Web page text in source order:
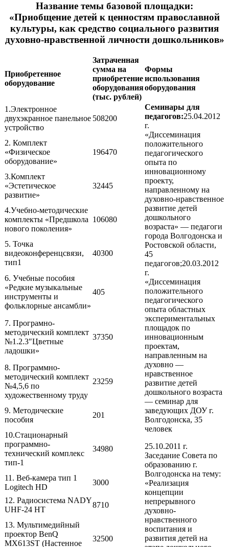
Название темы базовой площадки:
«Приобщение детей к ценностям православной
культуры, как средство социального развития
духовно-нравственной личности дошкольников»
Приобретенное
оборудование
Затраченная
сумма на
приобретение
оборудования
(тыс. рублей)
Формы
использования
оборудования
1.Электронное
двухэкранное панельное
устройство
508200
Семинары для
педагогов:25.04.2012
г.
«Диссеминация
положительного
педагогического
опыта по
инновационному
проекту,
направленному на
духовно-нравственное
развитие детей
дошкольного
возраста» — педагоги
города Волгодонска и
Ростовской области,
45
педагогов;20.03.2012
г.
«Диссеминация
положительного
педагогического
опыта областных
экспериментальных
площадок по
инновационным
проектам,
направленным на
духовно —
нравственное
развитие детей
дошкольного возраста
— семинар для
заведующих ДОУ г.
Волгодонска, 35
человек
25.10.2011 г.
Заседание Совета по
образованию г.
Волгодонска на тему:
«Реализация
концепции
непрерывного
духовно-
нравственного
воспитания и
развития детей на
2. Комплект
«Физическое
оборудование»
196470
3.Комплект
«Эстетическое
развитие»
32445
4.Учебно-методические
комплекты «Предшкола
нового поколения»
106080
5. Точка
видеоконференцсвязи,
тип1
40300
6. Учебные пособия
«Редкие музыкальные
инструменты и
фольклорные ансамбли»
405
7. Програмно-
методический комплект
№1.2.3″Цветные
ладошки»
37350
8. Программно-
методический комплект
№4,5,6 по
художественному труду
23259
9. Методические
пособия
201
10.Стационарный
программно-
технический комплекс
тип-1
34980
11. Веб-камера тип 1
Logitech HD
3000
12. Радиосистема NADY
UHF-24 HT
8710
13. Мультимедийный
проектор BenQ
МХ613ST (Настенное
32500